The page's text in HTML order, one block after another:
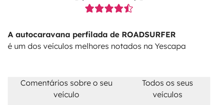
A autocaravana perfilada de ROADSURFER
é um dos veículos melhores notados na Yescapa
Comentários sobre o seu
veículo
Todos os seus
veículos